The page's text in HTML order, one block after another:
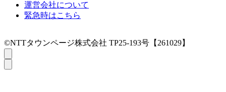
運営会社について
緊急時はこちら
©NTTタウンページ株式会社 TP25-193号【261029】